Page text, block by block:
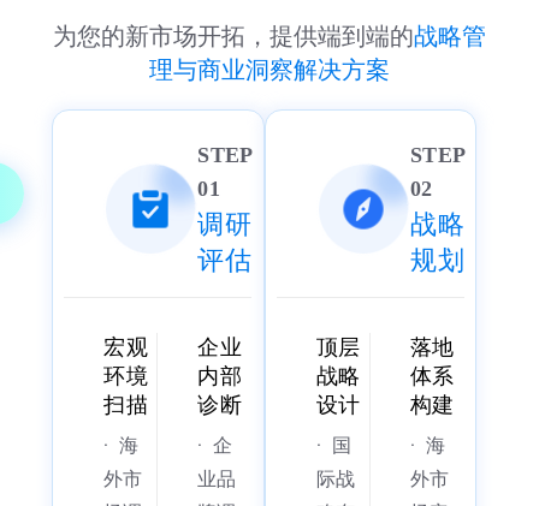
为您的新市场开拓，提供端到端的战略管
理与商业洞察解决方案
STEP
01
调研
评估
宏观
环境
扫描
· 海
外市
企业
内部
诊断
· 企
业品
STEP
02
战略
规划
顶层
战略
设计
·
国
际战
落地
体系
构建
· 海
外市